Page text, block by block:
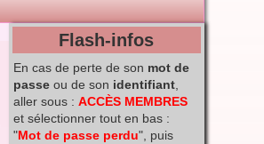
Flash-infos
En cas de perte de son mot de
passeou de son identifiant,
aller sous : ACCÈS MEMBRES
et sélectionner tout en bas :
"Mot de passe perdu", puis